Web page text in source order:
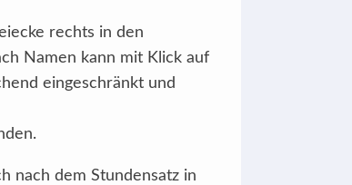
rechts in den
Namen kann mit Klick auf
eingeschränkt und
nach dem Stundensatz in